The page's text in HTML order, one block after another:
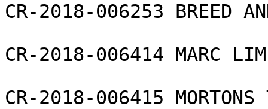
CR-2018-006253 BREED
CR-2018-006414 MARC
CR-2018-006415 MORTONS